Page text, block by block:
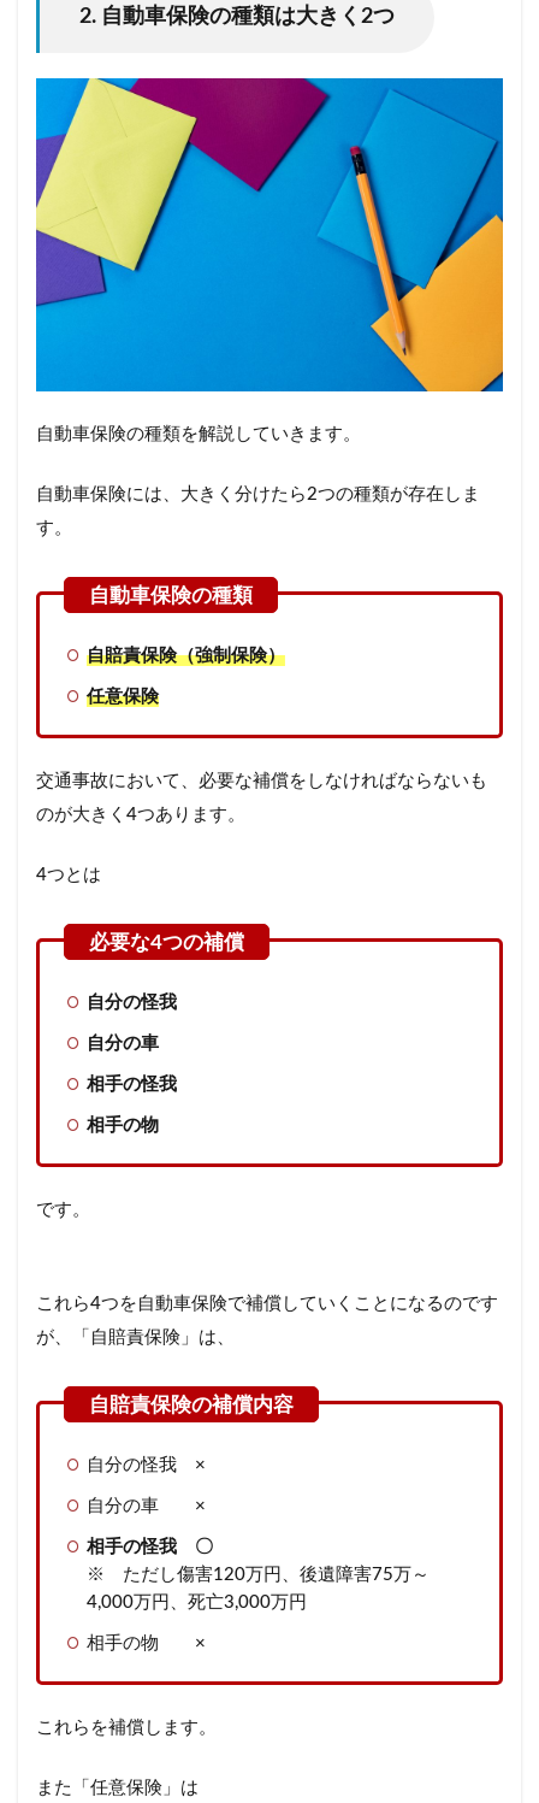
2. 自動車保険の種類は大きく2つ
自動車保険の種類を解説していきます。
自動車保険には、大きく分けたら2つの種類が存在しま
す。
自賠責保険（強制保険）
任意保険
交通事故において、必要な補償をしなければならないも
のが大きく4つあります。
4つとは
自分の怪我
自分の車
相手の怪我
相手の物
です。
これら4つを自動車保険で補償していくことになるのです
が、「自賠責保険」は、
自分の怪我 ×
自分の車 ×
相手の怪我 〇
※ ただし傷害120万円、後遺障害75万～
4,000万円、死亡3,000万円
相手の物 ×
これらを補償します。
また「任意保険」は